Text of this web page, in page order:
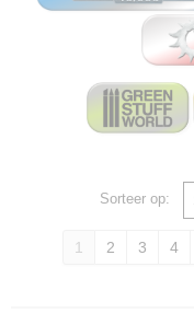
Sorteer op:
1 2 3 4